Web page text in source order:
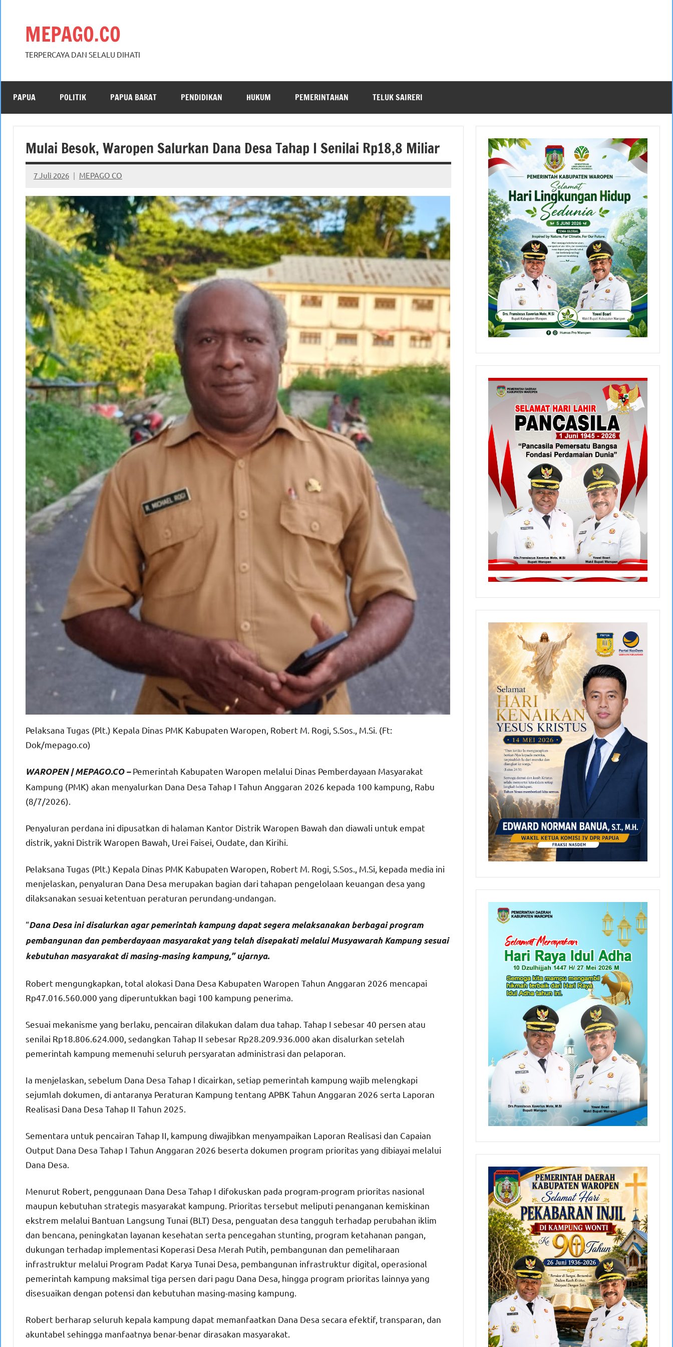
MEPAGO.CO
TERPERCAYA DAN SELALU DIHATI
PAPUA POLITIK PAPUA BARAT PENDIDIKAN HUKUM PEMERINTAHAN TELUK SAIRERI
Mulai Besok, Waropen Salurkan Dana Desa Tahap I Senilai Rp18,8 Miliar
7 Juli 2026 MEPAGO CO
No
comments
Pelaksana Tugas (Plt.) Kepala Dinas PMK Kabupaten Waropen, Robert M. Rogi, S.Sos., M.Si. (Ft:
Dok/mepago.co)
WAROPEN | MEPAGO.CO – Pemerintah Kabupaten Waropen melalui Dinas Pemberdayaan Masyarakat
Kampung (PMK) akan menyalurkan Dana Desa Tahap I Tahun Anggaran 2026 kepada 100 kampung, Rabu
(8/7/2026).
Penyaluran perdana ini dipusatkan di halaman Kantor Distrik Waropen Bawah dan diawali untuk empat
distrik, yakni Distrik Waropen Bawah, Urei Faisei, Oudate, dan Kirihi.
Pelaksana Tugas (Plt.) Kepala Dinas PMK Kabupaten Waropen, Robert M. Rogi, S.Sos., M.Si, kepada media ini
menjelaskan, penyaluran Dana Desa merupakan bagian dari tahapan pengelolaan keuangan desa yang
dilaksanakan sesuai ketentuan peraturan perundang-undangan.
“Dana Desa ini disalurkan agar pemerintah kampung dapat segera melaksanakan berbagai program
pembangunan dan pemberdayaan masyarakat yang telah disepakati melalui Musyawarah Kampung sesuai
kebutuhan masyarakat di masing-masing kampung,” ujarnya.
Robert mengungkapkan, total alokasi Dana Desa Kabupaten Waropen Tahun Anggaran 2026 mencapai
Rp47.016.560.000 yang diperuntukkan bagi 100 kampung penerima.
Sesuai mekanisme yang berlaku, pencairan dilakukan dalam dua tahap. Tahap I sebesar 40 persen atau
senilai Rp18.806.624.000, sedangkan Tahap II sebesar Rp28.209.936.000 akan disalurkan setelah
pemerintah kampung memenuhi seluruh persyaratan administrasi dan pelaporan.
Ia menjelaskan, sebelum Dana Desa Tahap I dicairkan, setiap pemerintah kampung wajib melengkapi
sejumlah dokumen, di antaranya Peraturan Kampung tentang APBK Tahun Anggaran 2026 serta Laporan
Realisasi Dana Desa Tahap II Tahun 2025.
Sementara untuk pencairan Tahap II, kampung diwajibkan menyampaikan Laporan Realisasi dan Capaian
Output Dana Desa Tahap I Tahun Anggaran 2026 beserta dokumen program prioritas yang dibiayai melalui
Dana Desa.
Menurut Robert, penggunaan Dana Desa Tahap I difokuskan pada program-program prioritas nasional
maupun kebutuhan strategis masyarakat kampung. Prioritas tersebut meliputi penanganan kemiskinan
ekstrem melalui Bantuan Langsung Tunai (BLT) Desa, penguatan desa tangguh terhadap perubahan iklim
dan bencana, peningkatan layanan kesehatan serta pencegahan stunting, program ketahanan pangan,
dukungan terhadap implementasi Koperasi Desa Merah Putih, pembangunan dan pemeliharaan
infrastruktur melalui Program Padat Karya Tunai Desa, pembangunan infrastruktur digital, operasional
pemerintah kampung maksimal tiga persen dari pagu Dana Desa, hingga program prioritas lainnya yang
disesuaikan dengan potensi dan kebutuhan masing-masing kampung.
Robert berharap seluruh kepala kampung dapat memanfaatkan Dana Desa secara efektif, transparan, dan
akuntabel sehingga manfaatnya benar-benar dirasakan masyarakat.